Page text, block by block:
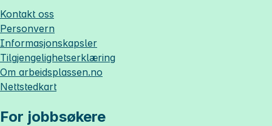
Kontakt oss
Personvern
Informasjonskapsler
Tilgjengelighetserklæring
Om arbeidsplassen.no
Nettstedkart
For jobbsøkere